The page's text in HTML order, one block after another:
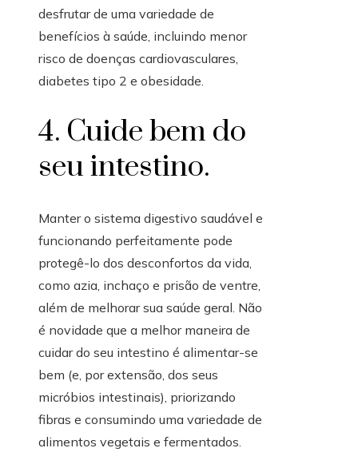
desfrutar de uma variedade de
benefícios à saúde, incluindo menor
risco de doenças cardiovasculares,
diabetes tipo 2 e obesidade.
4. Cuide bem do
seu intestino.
Manter o sistema digestivo saudável e
funcionando perfeitamente pode
protegê-lo dos desconfortos da vida,
como azia, inchaço e prisão de ventre,
além de melhorar sua saúde geral. Não
é novidade que a melhor maneira de
cuidar do seu intestino é alimentar-se
bem (e, por extensão, dos seus
micróbios intestinais), priorizando
fibras e consumindo uma variedade de
alimentos vegetais e fermentados.